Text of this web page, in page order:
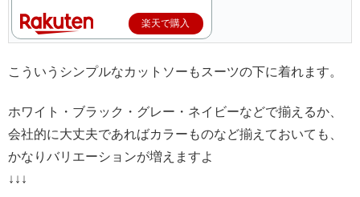
楽天で購入
こういうシンプルなカットソーもスーツの下に着れます。
ホワイト・ブラック・グレー・ネイビーなどで揃えるか、
会社的に大丈夫であればカラーものなど揃えておいても、
かなりバリエーションが増えますよ
↓↓↓